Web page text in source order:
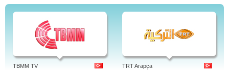
TBMM TV TRT Arapça